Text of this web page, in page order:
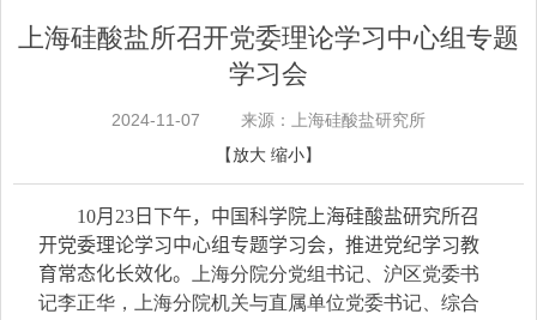
上海硅酸盐所召开党委理论学习中心组专题
学习会
2024-11-07
来源：上海硅酸盐研究所
【放大 缩小】
10月 23 日下午，中国科学院上海硅酸盐研究所召
开党委理论学习中心组专题学习会，推进党纪学习教
育常态化长效化。
上海分院分党组书记、沪区党委书
记李正华，上海分院机关与直属单位党委书记、综合